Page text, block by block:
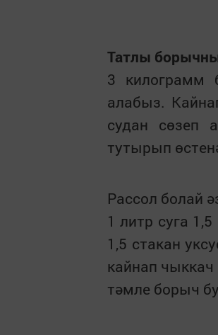
Татлы
3 килограмм
алабыз.
судан сөзеп
тутырып
Рассол болай
1 литр суга
1,5 стакан
кайнап
тәмле борыч